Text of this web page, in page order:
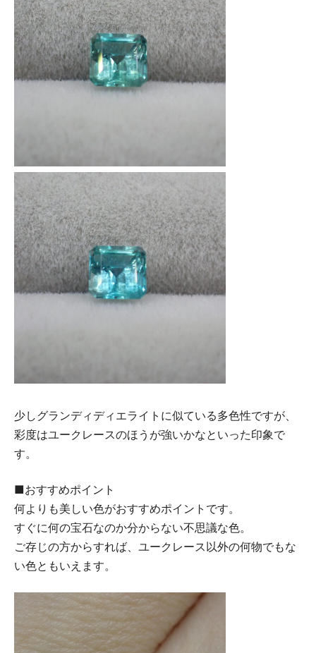
少しグランディディエライトに似ている多色性ですが、
彩度はユークレースのほうが強いかなといった印象で
す。
■おすすめポイント
何よりも美しい色がおすすめポイントです。
すぐに何の宝石なのか分からない不思議な色。
ご存じの方からすれば、ユークレース以外の何物でもな
い色ともいえます。